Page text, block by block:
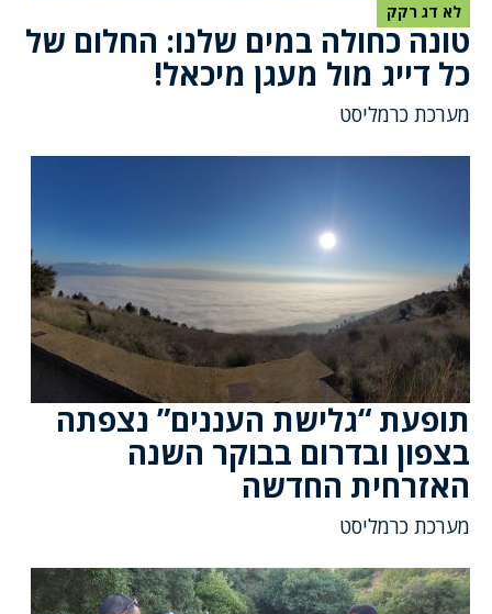
לא דג רקק
טונה כחולה במים שלנו: החלום של
כל דייג מול מעגן מיכאל!
מערכת כרמליסט
תופעת “גלישת העננים” נצפתה
בצפון ובדרום בבוקר השנה
האזרחית החדשה
מערכת כרמליסט